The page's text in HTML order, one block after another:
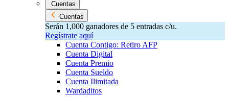
Cuentas
Cuentas
Serán 1,000 ganadores de 5 entradas c/u.
Regístrate aquí
Cuenta Contigo: Retiro AFP
Cuenta Digital
Cuenta Premio
Cuenta Sueldo
Cuenta Ilimitada
Wardaditos